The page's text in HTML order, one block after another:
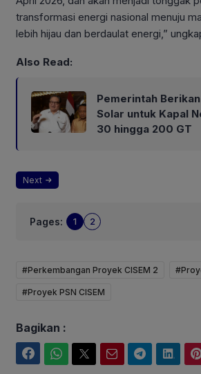
transformasi energi nasional menuju
lebih hijau dan berdaulat energi,”
Also Read:
Pemerintah
Solar untuk Kapal
30 hingga 200 GT
Next
Pages: 1 2
#Perkembangan Proyek CISEM 2
#Proyek PSN CISEM
Bagikan :